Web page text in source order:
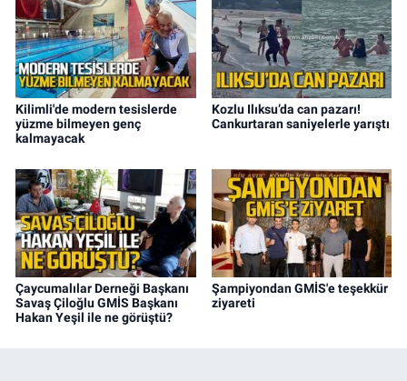
Kilimli'de modern tesislerde
yüzme bilmeyen genç
kalmayacak
Kozlu Ilıksu’da can pazarı!
Cankurtaran saniyelerle yarıştı
Çaycumalılar Derneği Başkanı
Savaş Çiloğlu GMİS Başkanı
Hakan Yeşil ile ne görüştü?
Şampiyondan GMİS'e teşekkür
ziyareti